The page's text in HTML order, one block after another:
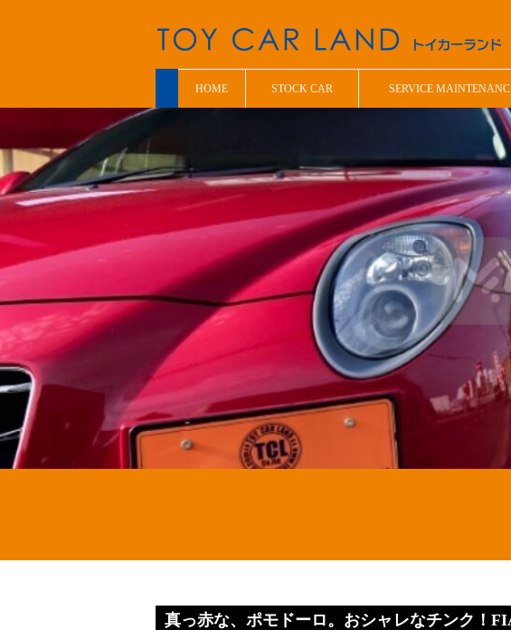
HOME STOCK CAR SERVICE
真っ赤な、ポモドーロ。おシャレなチンク！